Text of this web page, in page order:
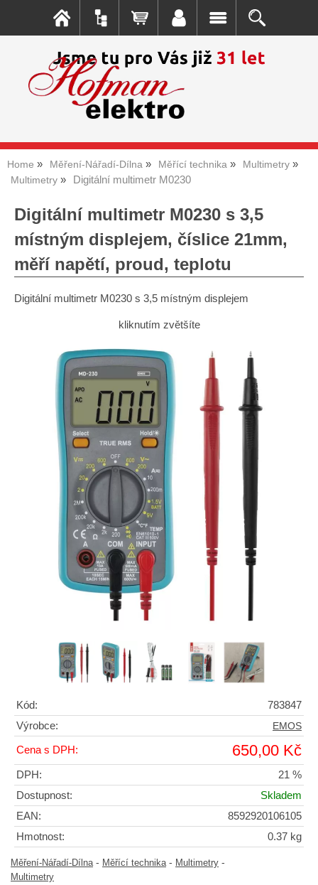
Home Měření-Nářadí-Dílna Měřící technika
Multimetry
Multimetry
Digitální multimetr M0230
Digitální multimetr M0230 s 3,5
místným displejem, číslice 21mm,
měří napětí, proud, teplotu
Digitální multimetr M0230 s 3,5 místným displejem
kliknutím zvětšíte
Kód:
783847
Výrobce:
EMOS
Cena s DPH: 650,00 Kč
DPH:
21 %
Dostupnost:
Skladem
EAN:
8592920106105
Hmotnost:
0.37 kg
Měření-Nářadí-Dílna- Měřící technika- Multimetry -
Multimetry